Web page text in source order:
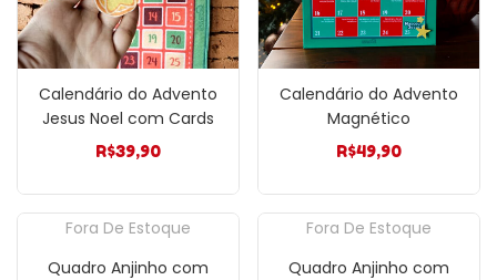
Calendário do Advento
Jesus Noel com Cards
R$39,90
Calendário do Advento
Magnético
R$49,90
Fora De Estoque
Quadro Anjinho com
Fora De Estoque
Quadro Anjinho com